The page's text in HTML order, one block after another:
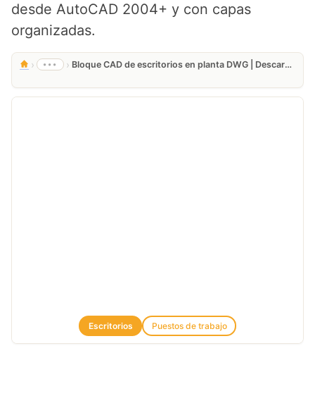
desde AutoCAD 2004+ y con capas
organizadas.
› ••• › Bloque CAD de escritorios en planta DWG | Descarga Gratis
Escritorios Puestos de trabajo